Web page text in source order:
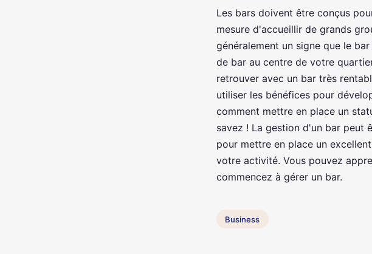
Les bars doivent être conçus
mesure d'accueillir de grands
généralement un signe que le
de bar au centre de votre
retrouver avec un bar très
utiliser les bénéfices pour
comment mettre en place un
savez ! La gestion d'un bar peut
pour mettre en place un
votre activité. Vous pouvez
commencez à gérer un bar.
Business